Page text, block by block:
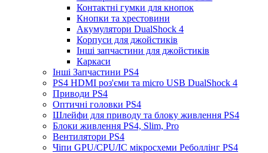
Контактні гумки для кнопок
Кнопки та хрестовини
Акумулятори DualShock 4
Корпуси для джойстиків
Інші запчастини для джойстиків
Каркаси
Інші Запчастини PS4
PS4 HDMI роз'єми та micro USB DualShock 4
Приводи PS4
Оптичні головки PS4
Шлейфи для приводу та блоку живлення PS4
Блоки живлення PS4, Slim, Pro
Вентилятори PS4
Чіпи GPU/CPU/IC мікросхеми Реболлінг PS4